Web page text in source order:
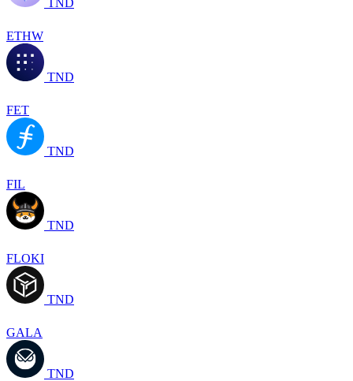
ETHW
TND
FET
TND
FIL
TND
FLOKI
TND
GALA
TND